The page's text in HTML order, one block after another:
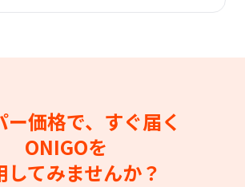
ー価格で、すぐ届く
ONIGOを
してみませんか？